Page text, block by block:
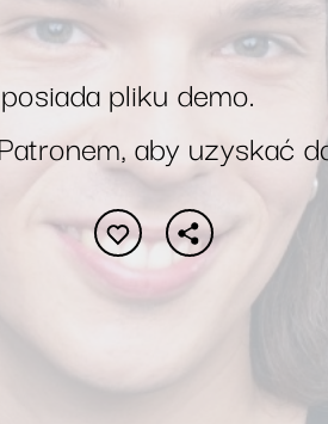
pliku demo.
aby uzyskać